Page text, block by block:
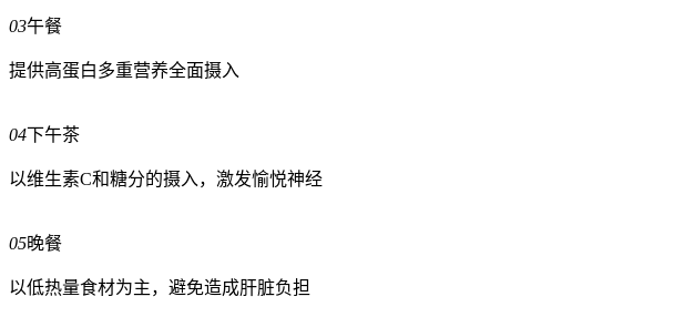
03午餐
提供高蛋白多重营养全面摄入
04下午茶
以维生素C和糖分的摄入，激发愉悦神经
05晚餐
以低热量食材为主，避免造成肝脏负担